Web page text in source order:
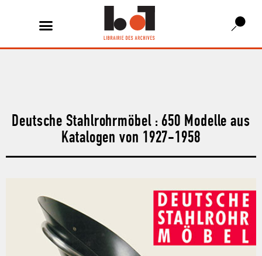
Deutsche Stahlrohrmöbel : 650 Modelle aus
Katalogen von 1927-1958